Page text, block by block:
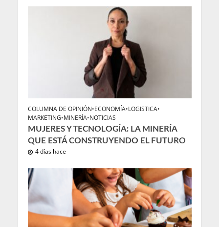
COLUMNA DE OPINIÓN•ECONOMÍA•LOGISTICA•
MARKETING•MINERÍA•NOTICIAS
MUJERES Y TECNOLOGÍA: LA MINERÍA
QUE ESTÁ CONSTRUYENDO EL FUTURO
4 días hace